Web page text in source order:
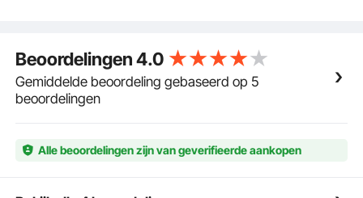
waterkoker heeft een zichtbare thermometer
waarmee u de temperatuur kunt regelen zonder het
deksel te hoeven openen. De thermometer met
dubbele schaal en een weergavebereik van 0 tot 250
nauwkeurige temperatuurregeling. Samen met het
hoogwaardige roestvrijstalen deksel zorgt het voor
vasthouden van warmte.
Beoordelingen4.0
Gemiddelde beoordeling gebaseerd op 5
beoordelingen
Alle beoordelingen zijn van geverifieerde aankopen